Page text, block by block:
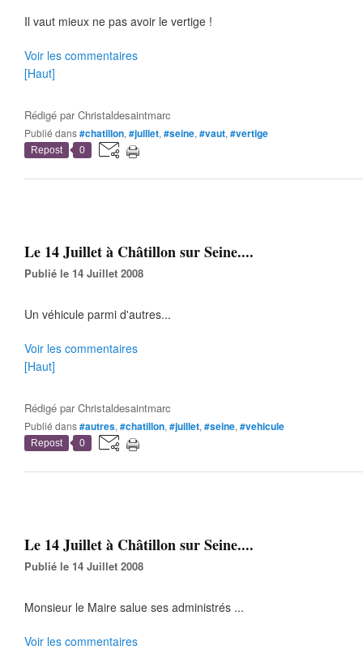
Il vaut mieux ne pas avoir le vertige !
Voir les commentaires
[Haut]
Rédigé parChristaldesaintmarc
Publié dans#chatillon, #juillet, #seine, #vaut, #vertige
Repost 0
Le 14 Juillet à Châtillon sur Seine....
Publié le 14 Juillet 2008
Un véhicule parmi d'autres...
Voir les commentaires
[Haut]
Rédigé parChristaldesaintmarc
Publié dans#autres, #chatillon, #juillet, #seine, #vehicule
Repost 0
Le 14 Juillet à Châtillon sur Seine....
Publié le 14 Juillet 2008
Monsieur le Maire salue ses administrés ...
Voir les commentaires